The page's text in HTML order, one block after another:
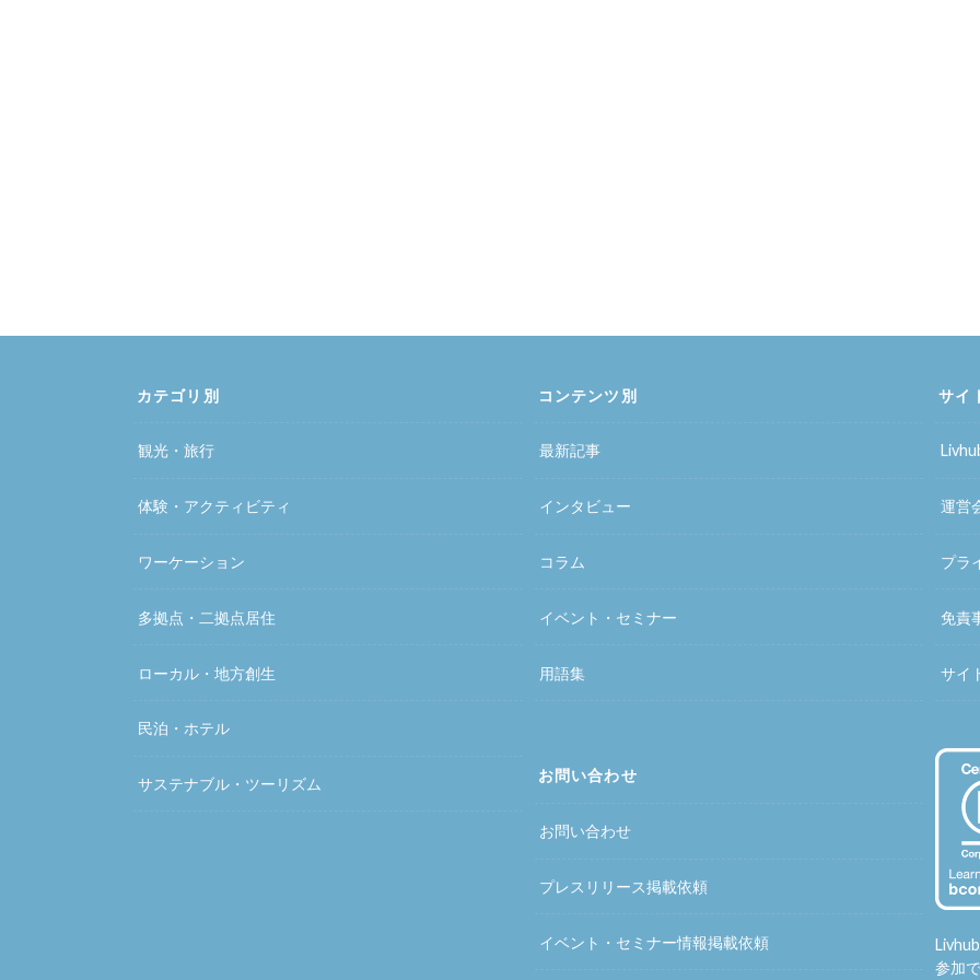
カテゴリ別
観光・旅行
体験・アクティビティ
ワーケーション
多拠点・二拠点居住
ローカル・地方創生
民泊・ホテル
サステナブル・ツーリズム
コンテンツ別
最新記事
インタビュー
コラム
イベント・セミナー
用語集
お問い合わせ
お問い合わせ
プレスリリース掲載依頼
イベント・セミナー情報掲載依頼
サイ
運営
プラ
免責
サイ
参加